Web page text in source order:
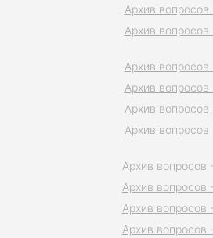
Архив вопросов
Архив вопросов
Архив вопросов
Архив вопросов
Архив вопросов
Архив вопросов
Архив вопросов
Архив вопросов
Архив вопросов -
Архив вопросов